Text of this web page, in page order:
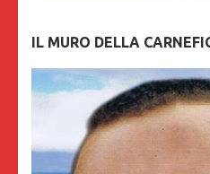
IL MURO DELLA